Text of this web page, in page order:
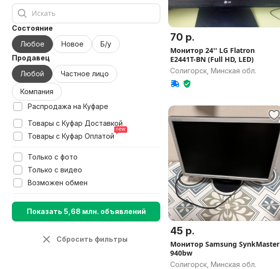
Состояние
Любое
Новое
Б/у
Продавец
Любой
Частное лицо
Компания
Распродажа на Куфаре
Товары с Куфар Доставкой
Товары с Куфар Оплатой
Только с фото
Только с видео
Возможен обмен
Показать 5,68 млн. объявлений
Сбросить фильтры
70 р.
Монитор 24'' LG Flatron
E2441T-BN (Full HD, LED)
Солигорск, Минская обл.
45 р.
Монитор Samsung SynkMaster
940bw
Солигорск, Минская обл.